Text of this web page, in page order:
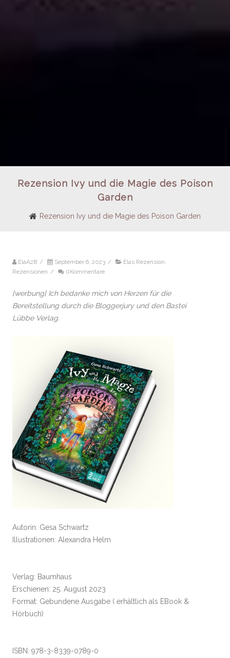
Rezension Ivy und die Magie des Poison
Garden
Rezension Ivy und die Magie des Poison Garden
ElaA2B / September 6, 2023 / Elas Rezension,
Rezensionen / 0Kommentare
[werbung] Ich bedanke mich von Herzen für die
Bereitstellung durch die Bloggerjury und den Bastei
Lübbe Verlag.
Autorin: Gesa Schwartz
Illustrationen: Alexandra Helm
Verlag: Baumhaus
Erschienen: 25. August 2023
Format: Gebundene Ausgabe ( erhältlich als EBook &
Hörbuch)
ISBN: 978-3-8339-0789-0